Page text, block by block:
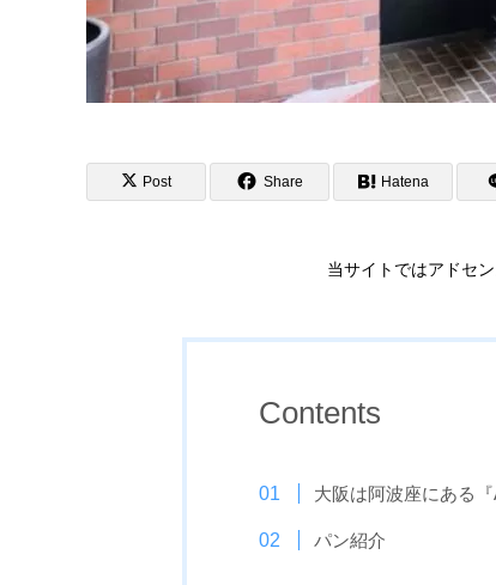
Post Share Hatena
当サイトではアドセ
Contents
大阪は阿波座にある
パン紹介